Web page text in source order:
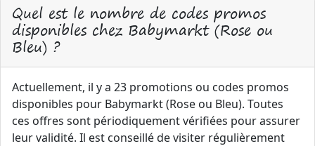
Quel est le nombre de codes promos
disponibles chez Babymarkt (Rose ou
Bleu) ?
Actuellement, il y a 23 promotions ou codes promos
disponibles pour Babymarkt (Rose ou Bleu). Toutes
ces offres sont périodiquement vérifiées pour assurer
leur validité. Il est conseillé de visiter régulièrement